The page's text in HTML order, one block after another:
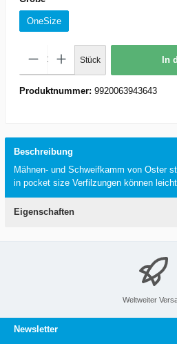
OneSize
Stück In
Produktnummer: 9920063943643
Beschreibung
Mähnen- und Schweifkamm von Oster
in pocket size Verfilzungen können
Eigenschaften
Weltweiter
Newsletter